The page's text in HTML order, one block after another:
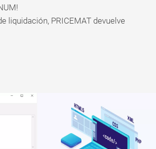
liquidación, PRICEMAT devuelve